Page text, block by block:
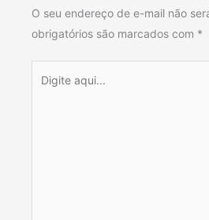
O seu endereço de e-mail não
obrigatórios são marcados com *
aqui...